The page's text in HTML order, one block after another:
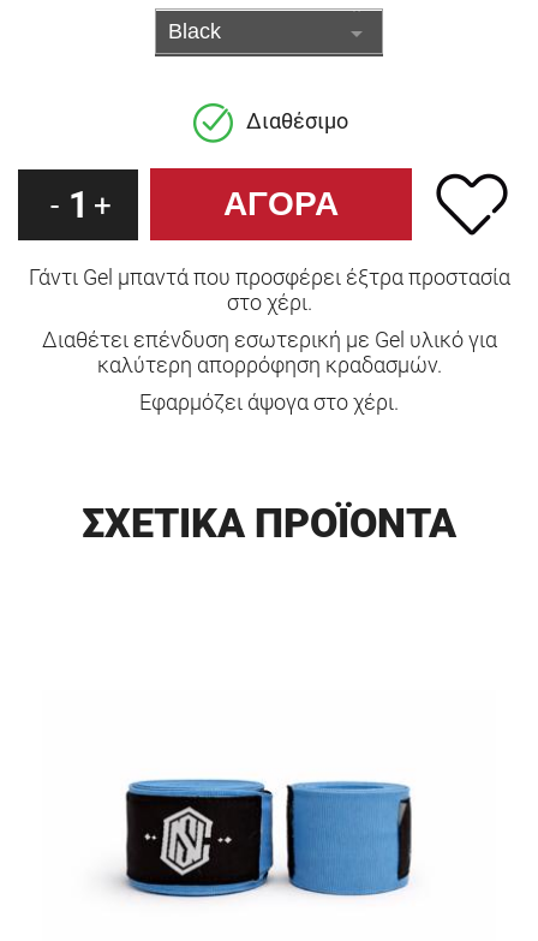
Διαθέσιμο
- 1 +
Γάντι Gel μπαντά που προσφέρει έξτρα προστασία
στο χέρι.
Διαθέτει επένδυση εσωτερική με Gel υλικό για
καλύτερη απορρόφηση κραδασμών.
Εφαρμόζει άψογα στο χέρι.
ΣΧΕΤΙΚΑ ΠΡΟΪΟΝΤΑ